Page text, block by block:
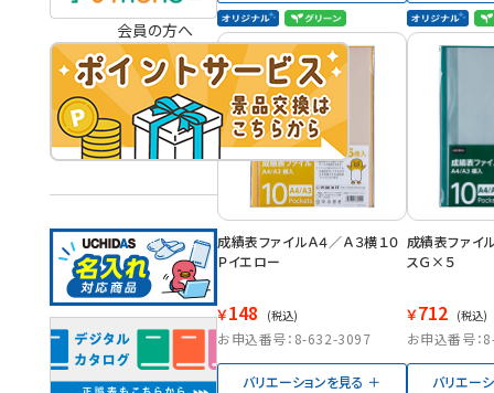
成績表ファイルＡ４／Ａ３横１０
Ｐイエロー
￥148 (税込)
お申込番号：8-632-3097
バリエーションを見る
成績表ファイ
スＧ×５
￥712 (税込)
お申込番号
バリエー
会員の方へ